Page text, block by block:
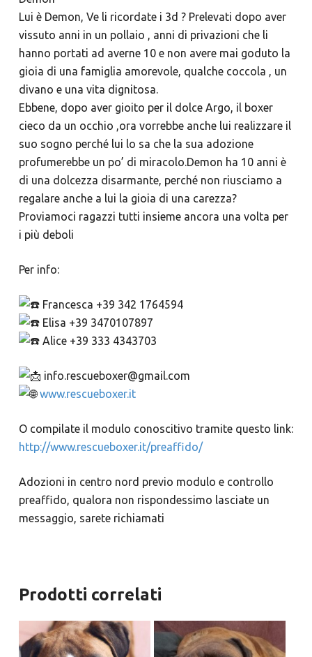
Lui è Demon, Ve li ricordate i 3d ? Prelevati dopo aver
vissuto anni in un pollaio , anni di privazioni che li
hanno portati ad averne 10 e non avere mai goduto la
gioia di una famiglia amorevole, qualche coccola , un
divano e una vita dignitosa.
Ebbene, dopo aver gioito per il dolce Argo, il boxer
cieco da un occhio ,ora vorrebbe anche lui realizzare il
suo sogno perché lui lo sa che la sua adozione
profumerebbe un po’ di miracolo.Demon ha 10 anni è
di una dolcezza disarmante, perché non riusciamo a
regalare anche a lui la gioia di una carezza?
Proviamoci ragazzi tutti insieme ancora una volta per
i più deboli
Per info:
Francesca +39 342 1764594
Elisa +39 3470107897
Alice +39 333 4343703
info.rescueboxer@gmail.com
www.rescueboxer.it
O compilate il modulo conoscitivo tramite questo link:
http://www.rescueboxer.it/preaffido/
Adozioni in centro nord previo modulo e controllo
preaffido, qualora non rispondessimo lasciate un
messaggio, sarete richiamati
Prodotti correlati